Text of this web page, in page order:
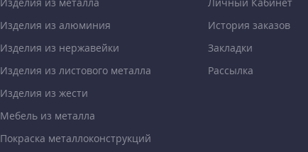
Изделия из алюминия
Изделия из нержавейки
Изделия из листового металла
Изделия из жести
Мебель из металла
Покраска металлоконструкций
История заказов
Закладки
Рассылка